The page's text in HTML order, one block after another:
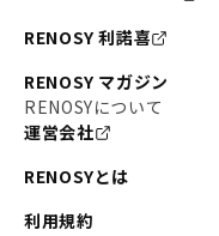
RENOSY 利諾喜
RENOSY マガジン
RENOSYについて
運営会社
RENOSYとは
利用規約